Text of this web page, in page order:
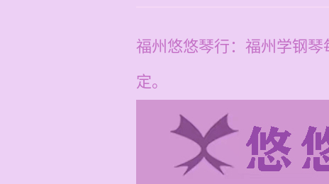
福州悠悠琴行：福州学钢
定。